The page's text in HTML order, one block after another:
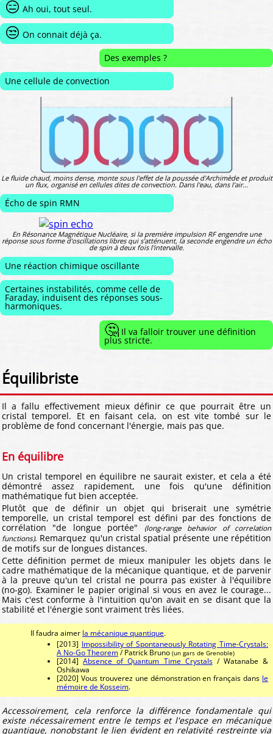
😑 Ah oui, tout seul.
😒 On connait déjà ça.
Des exemples ?
Une cellule de convection
Le fluide chaud, moins dense, monte sous l'effet de la poussée d'Archimède et produit
un flux, organisé en cellules dites de convection. Dans l'eau, dans l'air...
Écho de spin RMN
En Résonance Magnétique Nucléaire, si la première impulsion RF engendre une
réponse sous forme d'oscillations libres qui s'atténuent, la seconde engendre un écho
de spin à deux fois l'intervalle.
Une réaction chimique oscillante
Certaines instabilités, comme celle de
Faraday, induisent des réponses sous-
harmoniques.
🤔 Il va falloir trouver une définition
plus stricte.
Équilibriste
Il a fallu effectivement mieux définir ce que pourrait être un
cristal temporel. Et en faisant cela, on est vite tombé sur le
problème de fond concernant l'énergie, mais pas que.
En équilibre
Un cristal temporel en équilibre ne saurait exister, et cela a été
démontré assez rapidement, une fois qu'une définition
mathématique fut bien acceptée.
Plutôt que de définir un objet qui briserait une symétrie
temporelle, un cristal temporel est défini par des fonctions de
corrélation "de longue portée"
(long-range behavior of correlation
functions). Remarquez qu'un cristal spatial présente une répétition
de motifs sur de longues distances.
Cette définition permet de mieux manipuler les objets dans le
cadre mathématique de la mécanique quantique, et de parvenir
à la preuve qu'un tel cristal ne pourra pas exister à l'équilibre
(no-go). Examiner le papier original si vous en avez le courage...
Mais c'est conforme à l'intuition qu'on avait en se disant que la
stabilité et l'énergie sont vraiment très liées.
Il faudra aimer la mécanique quantique.
[2013] Impossibility of Spontaneously Rotating Time-Crystals:
A No-Go Theorem/ Patrick Bruno (un gars de Grenoble)
[2014]Absence of Quantum Time Crystals/ Watanabe &
Oshikawa
[2020] Vous trouverez une démonstration en français dans le
mémoire de Kosseim.
Accessoirement, cela renforce la différence fondamentale qui
existe nécessairement entre le temps et l'espace en mécanique
quantique, nonobstant le lien évident en relativité restreinte via